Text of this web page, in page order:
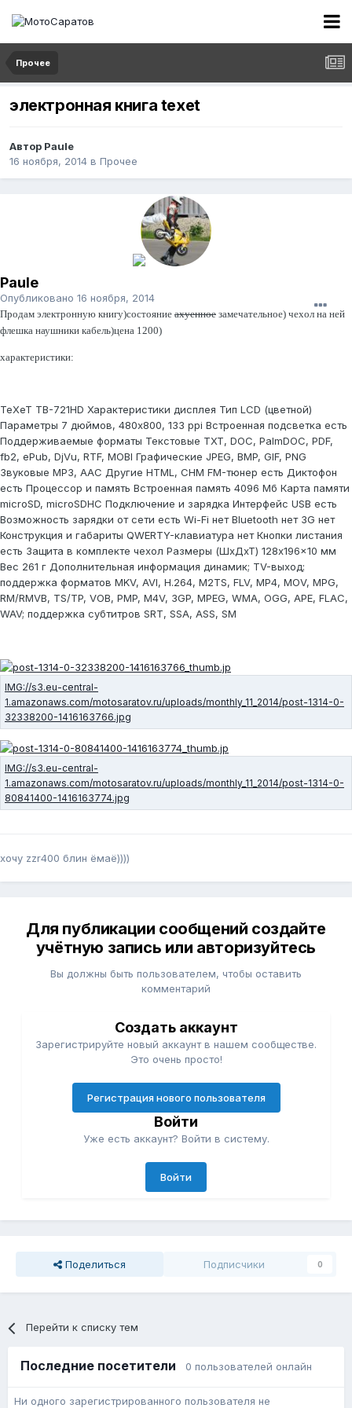
Прочее
электронная книга texet
Автор Paule
16 ноября, 2014 в Прочее
Paule
Опубликовано 16 ноября, 2014
Продам электронную книгу)состояние ахуенное замечательное) чехол на ней
флешка наушники кабель)цена 1200)
характеристики:
TeXeT TB-721HD Характеристики дисплея Тип LCD (цветной)
Параметры 7 дюймов, 480x800, 133 ppi Встроенная подсветка есть
Поддерживаемые форматы Текстовые TXT, DOC, PalmDOC, PDF,
fb2, ePub, DjVu, RTF, MOBI Графические JPEG, BMP, GIF, PNG
Звуковые MP3, AAC Другие HTML, CHM FM-тюнер есть Диктофон
есть Процессор и память Встроенная память 4096 Мб Карта памяти
microSD, microSDHC Подключение и зарядка Интерфейс USB есть
Возможность зарядки от сети есть Wi-Fi нетBluetooth нет 3G нет
Конструкция и габариты QWERTY-клавиатура нетКнопки листания
есть Защита в комплекте чехол Размеры (ШxДxT) 128x196x10 мм
Вес 261 г Дополнительная информация динамик; TV-выход;
поддержка форматов MKV, AVI, H.264, M2TS, FLV, MP4, MOV, MPG,
RM/RMVB, TS/TP, VOB, PMP, M4V, 3GP, MPEG, WMA, OGG, APE, FLAC,
WAV; поддержка субтитров SRT, SSA, ASS, SM
хочу zzr400 блин ёмаё))))
Для публикации сообщений создайте
учётную запись или авторизуйтесь
Вы должны быть пользователем, чтобы оставить
комментарий
Создать аккаунт
Зарегистрируйте новый аккаунт в нашем сообществе.
Это очень просто!
Регистрация нового пользователя
Войти
Уже есть аккаунт? Войти в систему.
Войти
Поделиться Подписчики 0
Перейти к списку тем
Последние посетители 0 пользователей онлайн
Ни одного зарегистрированного пользователя не